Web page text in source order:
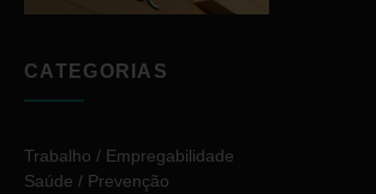
CATEGORIAS
Trabalho / Empregabilidade
Saúde / Prevenção